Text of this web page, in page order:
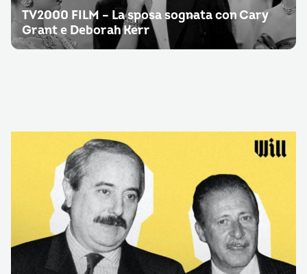
TV2000 FILM – La sposa sognata con Cary
Grant e Deborah Kerr